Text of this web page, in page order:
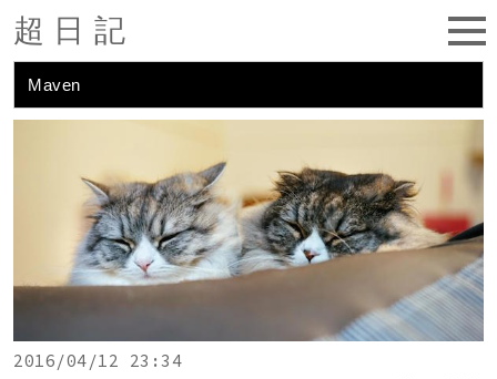
超日記
Maven
2016/04/12 23:34